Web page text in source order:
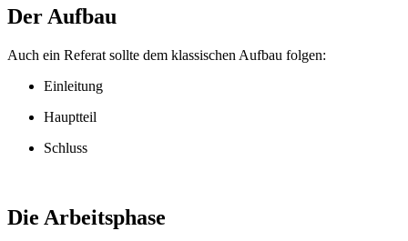
Der Aufbau
Auch ein Referat sollte dem klassischen Aufbau folgen:
Einleitung
Hauptteil
Schluss
Die Arbeitsphase